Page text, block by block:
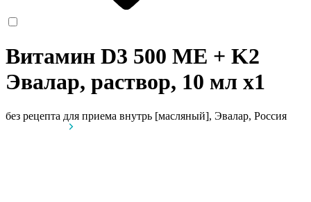
Витамин D3 500 ME + K2
Эвалар, раствор, 10 мл x1
без рецепта для приема внутрь [масляный], Эвалар, Россия